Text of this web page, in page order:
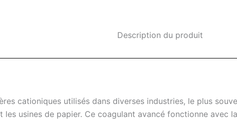
Description du produit
cationiques utilisés dans diverses industries, le plus
les usines de papier. Ce coagulant avancé fonctionne avec la